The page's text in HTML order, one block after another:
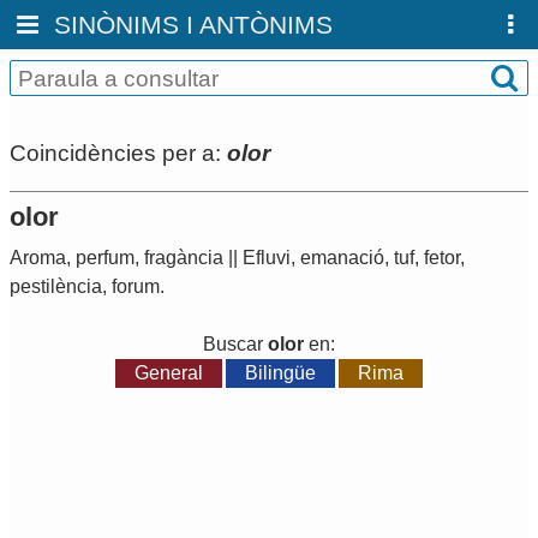
SINÒNIMS I ANTÒNIMS
Coincidències per a: olor
olor
Aroma, perfum, fragància Efluvi, emanació, tuf, fetor,
pestilència, forum.
Buscar olor en:
General
Bilingüe Rima